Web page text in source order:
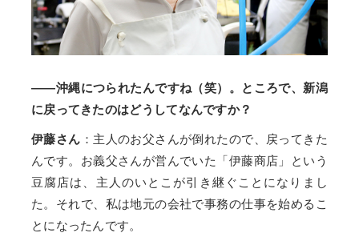
——沖縄につられたんですね（笑）。ところで、新潟
に戻ってきたのはどうしてなんですか？
伊藤さん ：主人のお父さんが倒れたので、戻ってきた
んです。お義父さんが営んでいた「伊藤商店」という
豆腐店は、主人のいとこが引き継ぐことになりまし
た。それで、私は地元の会社で事務の仕事を始めるこ
とになったんです。